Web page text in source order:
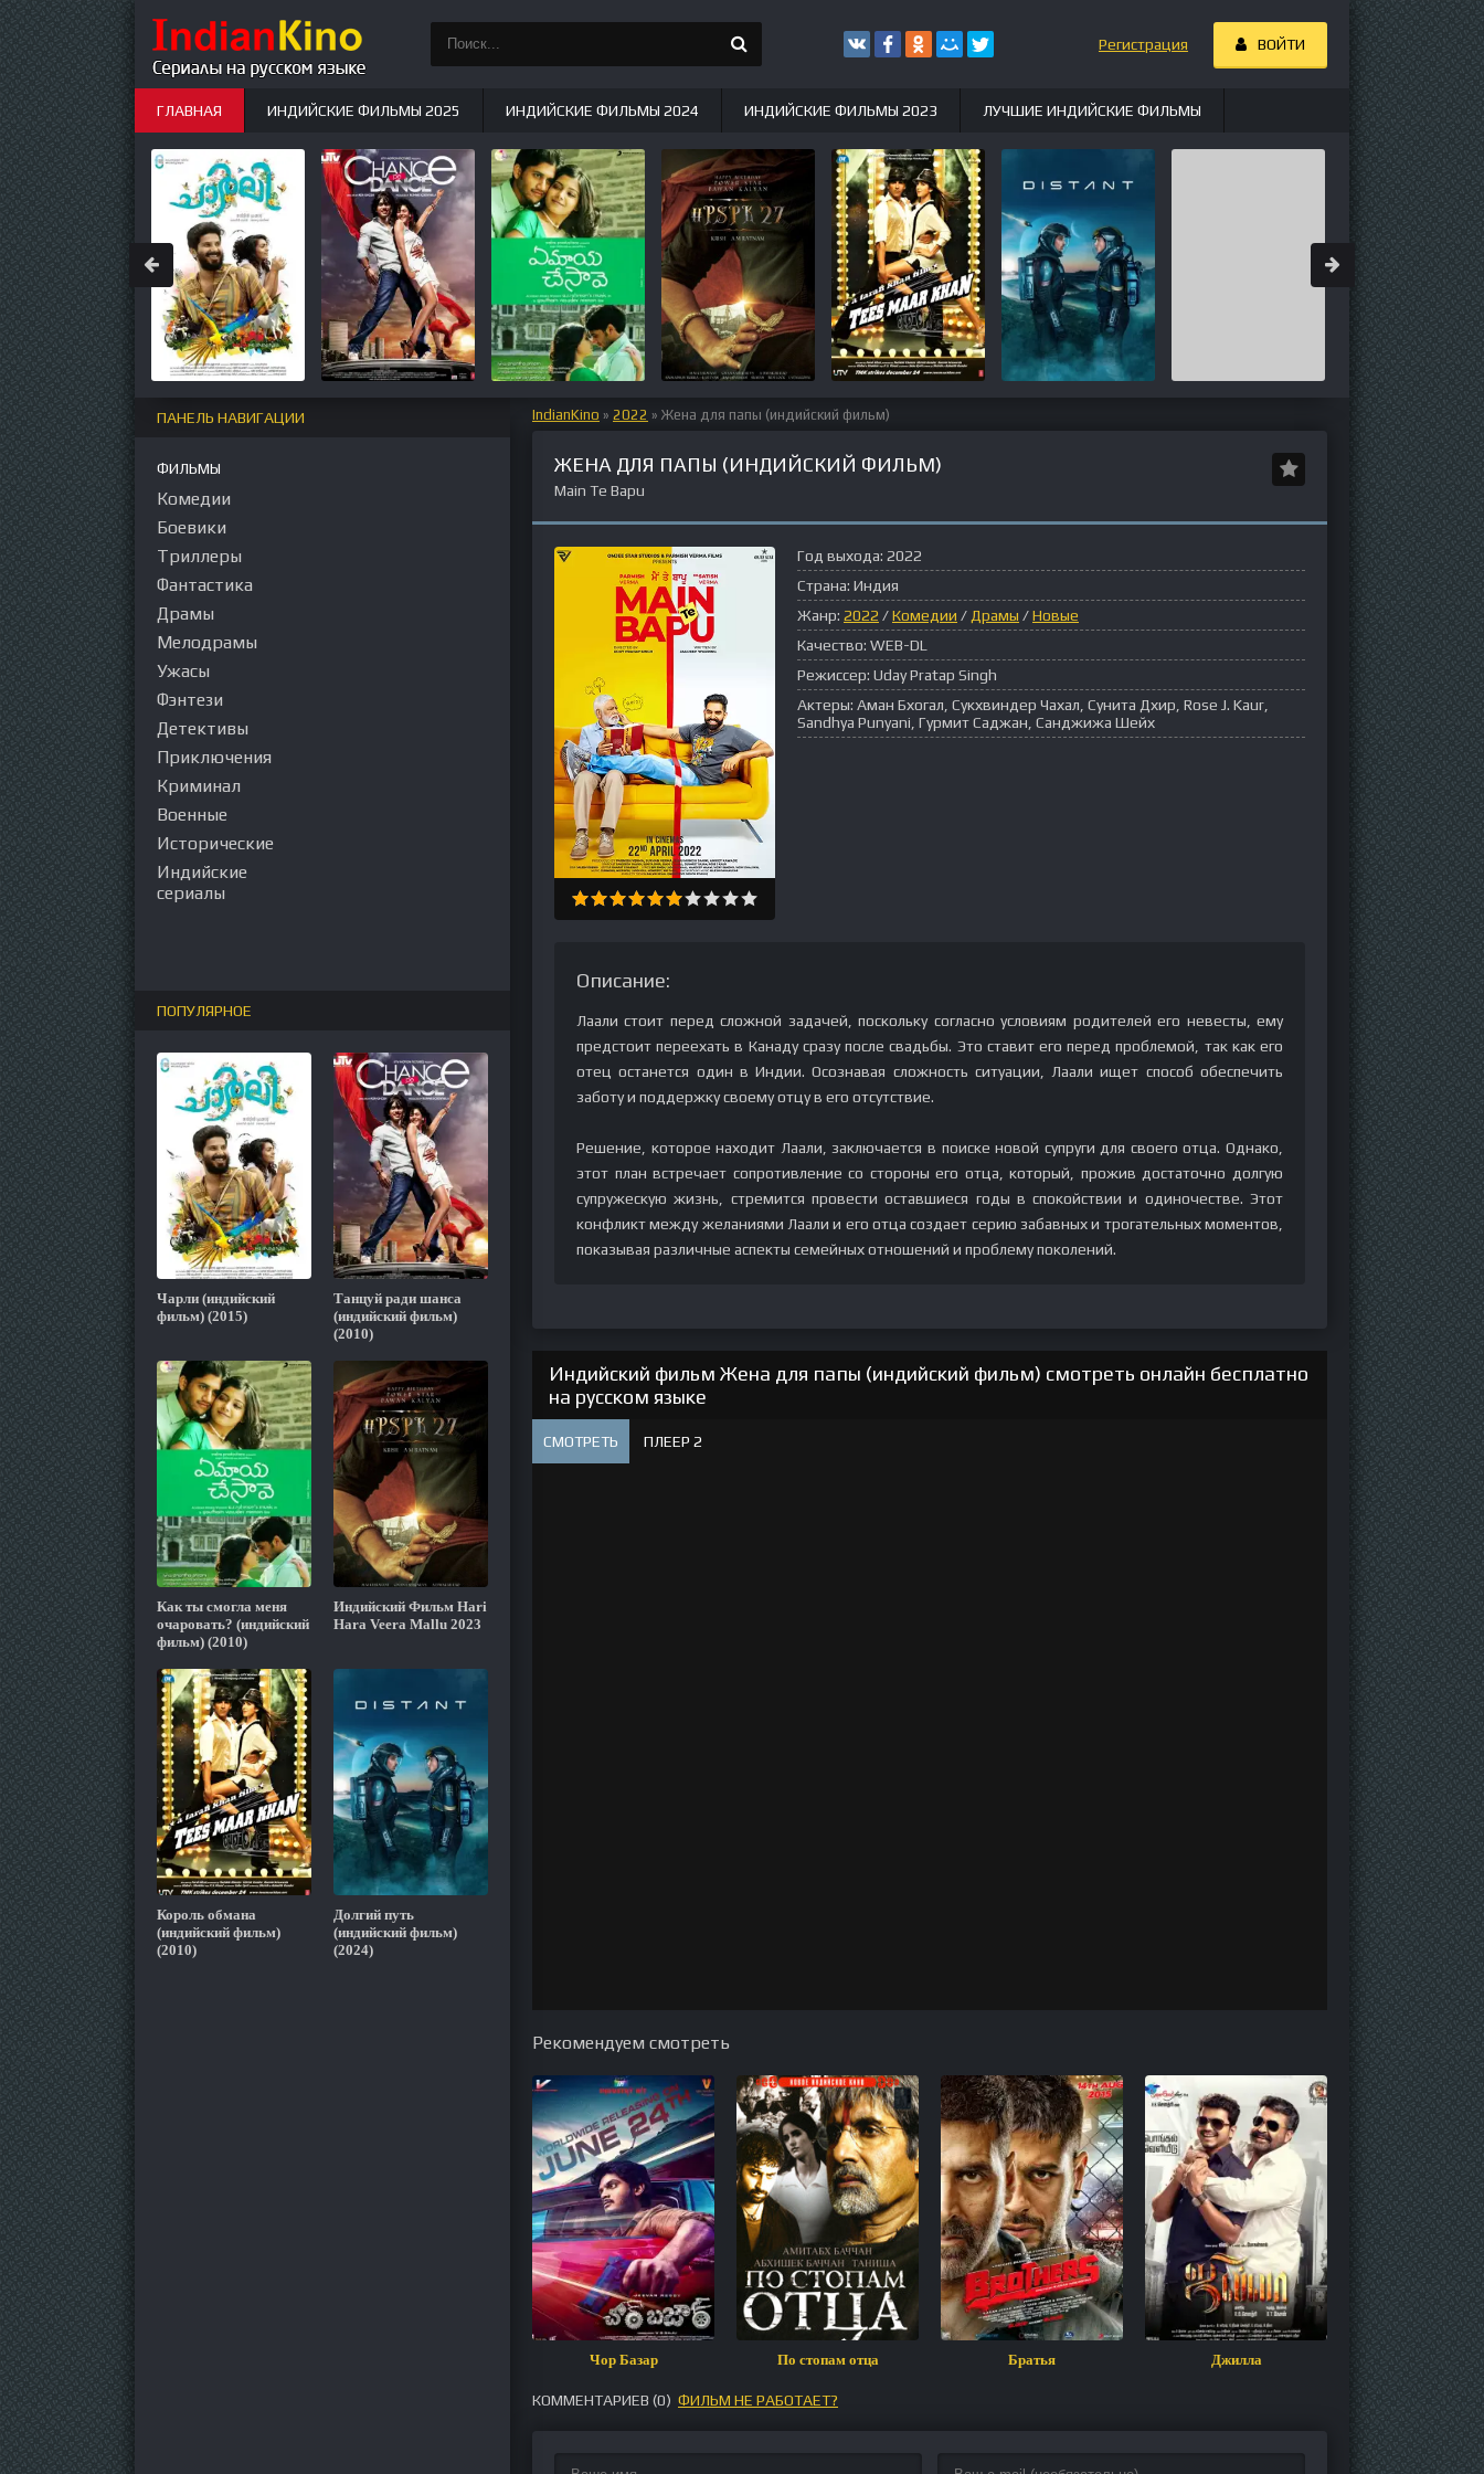
IndianKino » 2022 » Жена для папы (индийский фильм)
ЖЕНА ДЛЯ ПАПЫ (ИНДИЙСКИЙ ФИЛЬМ)
Main Te Bapu
Год выхода: 2022
Страна: Индия
Жанр: 2022 /Комедии / Драмы /Новые
Качество: WEB-DL
Режиссер: Uday Pratap Singh
Актеры: Аман Бхогал, Сукхвиндер Чахал, Сунита Дхир, Rose J. Kaur,
Sandhya Punyani, Гурмит Саджан, Санджижа Шейх
Описание:
Лаали стоит перед сложной задачей, поскольку согласно условиям родителей его невесты, ему
предстоит переехать в Канаду сразу после свадьбы. Это ставит его перед проблемой, так как его
отец останется один в Индии. Осознавая сложность ситуации, Лаали ищет способ обеспечить
заботу и поддержку своему отцу в его отсутствие.
Решение, которое находит Лаали, заключается в поиске новой супруги для своего отца. Однако,
этот план встречает сопротивление со стороны его отца, который, прожив достаточно долгую
супружескую жизнь, стремится провести оставшиеся годы в спокойствии и одиночестве. Этот
конфликт между желаниями Лаали и его отца создает серию забавных и трогательных моментов,
показывая различные аспекты семейных отношений и проблему поколений.
Индийский фильм Жена для папы (индийский фильм) смотреть онлайн бесплатно
на русском языке
СМОТРЕТЬ ПЛЕЕР 2
Рекомендуем смотреть
Чор Базар По стопам отца Братья Джилла Развод по-
КОММЕНТАРИЕВ (0) ФИЛЬМ НЕ РАБОТАЕТ?
ПАНЕЛЬ НАВИГАЦИИ
ФИЛЬМЫ
Комедии
Боевики
Триллеры
Фантастика
Драмы
Мелодрамы
Ужасы
Фэнтези
Детективы
Приключения
Криминал
Военные
Исторические
Индийские
сериалы
ПОПУЛЯРНОЕ
Чарли (индийский
фильм) (2015)
Танцуй ради шанса
(индийский фильм)
(2010)
Как ты смогла меня
очаровать? (индийский
фильм) (2010)
Индийский Фильм Hari
Hara Veera Mallu 2023
Король обмана
(индийский фильм)
(2010)
Долгий путь
(индийский фильм)
(2024)
Регистрация ВОЙТИ
ГЛАВНАЯ ИНДИЙСКИЕ ФИЛЬМЫ 2025 ИНДИЙСКИЕ ФИЛЬМЫ 2024 ИНДИЙСКИЕ ФИЛЬМЫ 2023 ЛУЧШИЕ ИНДИЙСКИЕ ФИЛЬМЫ
ИНДИЙСКИЕ СЕРИАЛЫ НОВЫЕ